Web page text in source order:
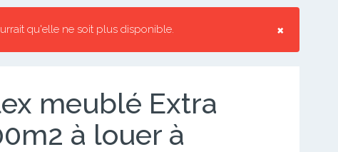
×
qu'elle ne soit plus disponible.
meublé Extra
à louer à